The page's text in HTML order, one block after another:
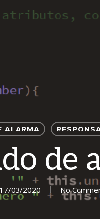
ALARMA
de
17/03/2020 No